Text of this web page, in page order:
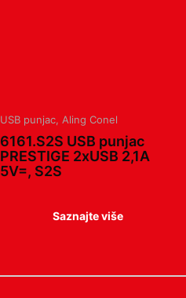
USB punjac, Aling Conel
6161.S2S USB punjac
PRESTIGE 2xUSB 2,1A
5V=, S2S
Saznajte više